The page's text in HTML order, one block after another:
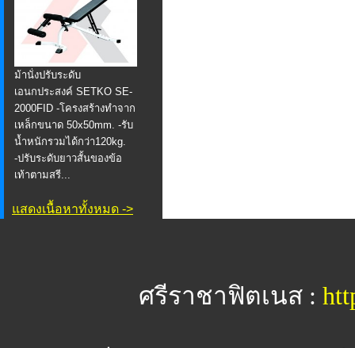
ม้านั่งปรับระดับ
เอนกประสงค์ SETKO SE-
2000FID -โครงสร้างทำจาก
เหล็กขนาด 50x50mm. -รับ
น้ำหนักรวมได้กว่า120kg.
-ปรับระดับยาวสั้นของข้อ
เท้าตามสรี...
แสดงเนื้อหาทั้งหมด ->
ศรีราชาฟิตเนส :